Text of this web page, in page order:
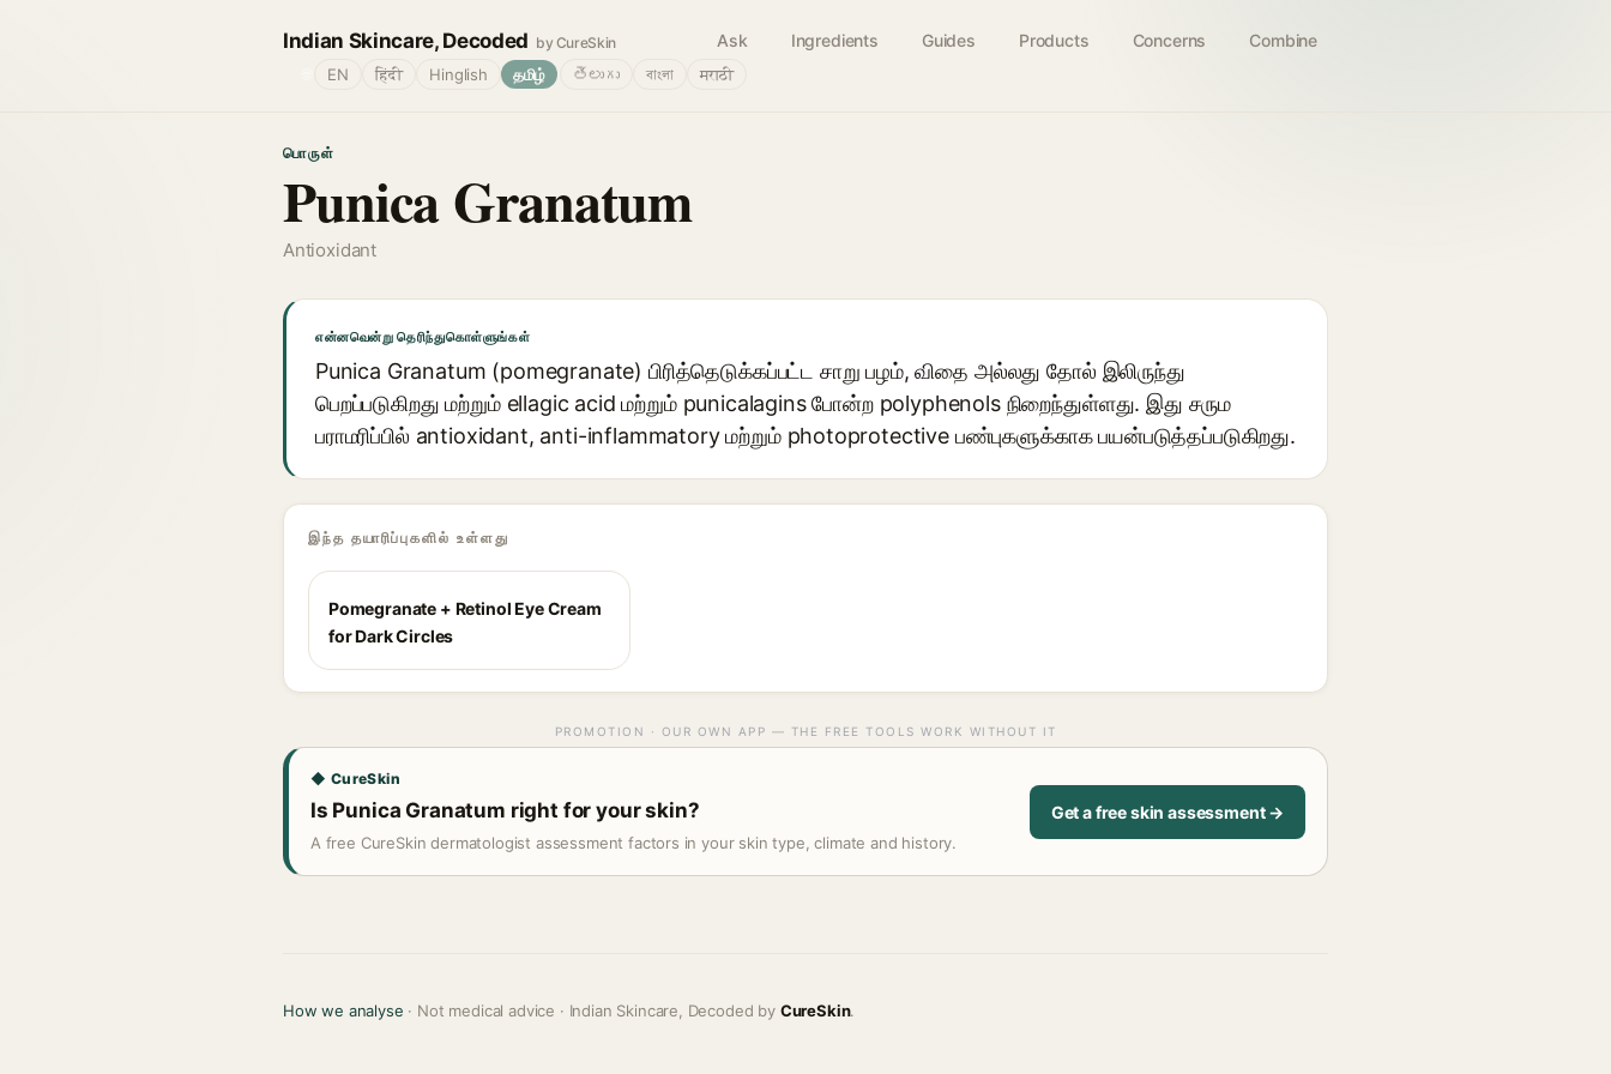
Indian Skincare, Decoded by CureSkin Ask Ingredients Guides Products Concerns Combine
EN हिंदी Hinglish தமிழ் తెలుగు বাংলা मराठी
பொருள்
Punica Granatum
Antioxidant
என்னவென்று தெரிந்துகொள்ளுங்கள்
Punica Granatum (pomegranate) பிரித்தெடுக்கப்பட்ட சாறு பழம், விதை அல்லது தோல் இலிருந்து
பெறப்படுகிறது மற்றும் ellagic acid மற்றும் punicalagins போன்ற polyphenols நிறைந்துள்ளது. இது சரும
பராமரிப்பில் antioxidant, anti-inflammatory மற்றும் photoprotective பண்புகளுக்காக பயன்படுத்தப்படுகிறது.
இந்த தயாரிப்புகளில் உள்ளது
Pomegranate + Retinol Eye Cream
for Dark Circles
PROMOTION · OUR OWN APP — THE FREE TOOLS WORK WITHOUT IT
◆ CureSkin
Is Punica Granatum right for your skin?
A free CureSkin dermatologist assessment factors in your skin type, climate and history.
Get a free skin assessment →
How we analyse · Not medical advice · Indian Skincare, Decoded by CureSkin.